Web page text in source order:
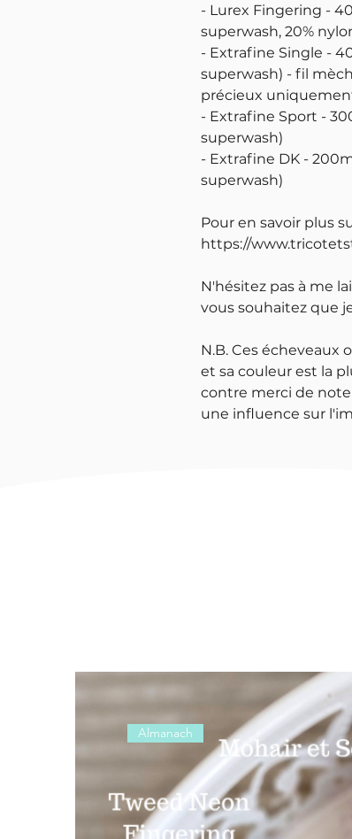
- Lurex Fingering -
superwash, 20%
- Extrafine Single -
superwash) - fil
précieux
- Extrafine Sport -
superwash)
- Extrafine DK -
superwash)
Pour en savoir plus
https://
N'hésitez pas à me
vous souhaitez que
N.B. Ces
et sa couleur est la
contre merci de
une influence sur
Almanach